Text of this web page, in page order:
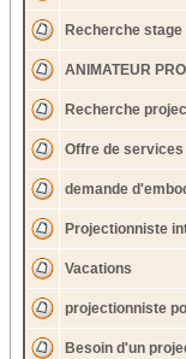
Recherche
ANIMATEUR
Recherche
Offre de services
demande
Projectionniste
Vacations
projectionniste
Besoin d'un